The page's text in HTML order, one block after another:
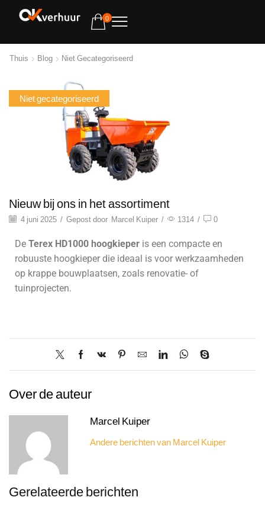
0
Thuis Blog Niet Gecategoriseerd
Niet gecategoriseerd
Nieuw bij ons in het assortiment
4 juni 2025 / Gepost door Marcel Kuiper / 1314 / 0
De Terex HD1000 hoogkieper is een compacte en
robuuste hoogkieper die ideaal is voor werkzaamheden
op krappe bouwplaatsen, zoals renovatie- of
tuinprojecten.
Over de auteur
Marcel Kuiper
Andere berichten van Marcel Kuiper
Gerelateerde berichten